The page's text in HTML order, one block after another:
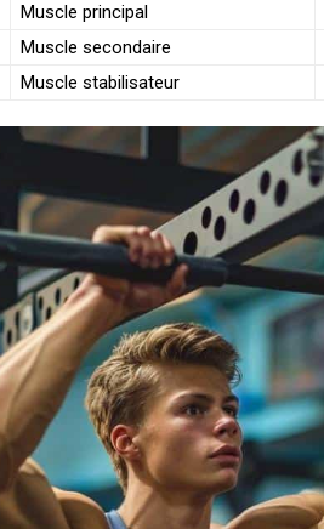
Muscle principal
Muscle secondaire
Muscle stabilisateur